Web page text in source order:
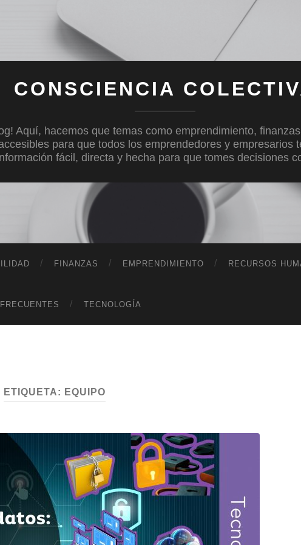
CONSCIENCIA
Aquí, hacemos que temas como emprendimiento,
para que todos los emprendedores y empresarios
fácil, directa y hecha para que tomes decisiones
FINANZAS EMPRENDIMIENTO RECURSOS
TECNOLOGÍA
ETIQUETA: EQUIPO